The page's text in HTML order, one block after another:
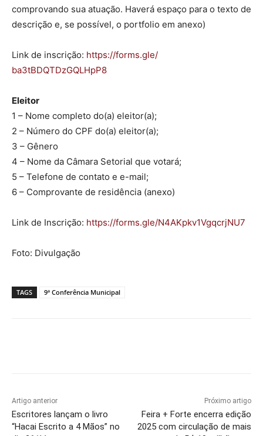
comprovando sua atuação. Haverá espaço para o texto de
descrição e, se possível, o portfolio em anexo)
Link de inscrição: https://forms.gle/
ba3tBDQTDzGQLHpP8
Eleitor
1 – Nome completo do(a) eleitor(a);
2 – Número do CPF do(a) eleitor(a);
3 – Gênero
4 – Nome da Câmara Setorial que votará;
5 – Telefone de contato e e-mail;
6 – Comprovante de residência (anexo)
Link de Inscrição: https://forms.gle/N4AKpkv1VgqcrjNU7
Foto: Divulgação
TAGS 9ª Conferência Municipal
Artigo anterior
Escritores lançam o livro
“Hacai Escrito a 4 Mãos” no
Próximo artigo
Feira + Forte encerra edição
2025 com circulação de mais